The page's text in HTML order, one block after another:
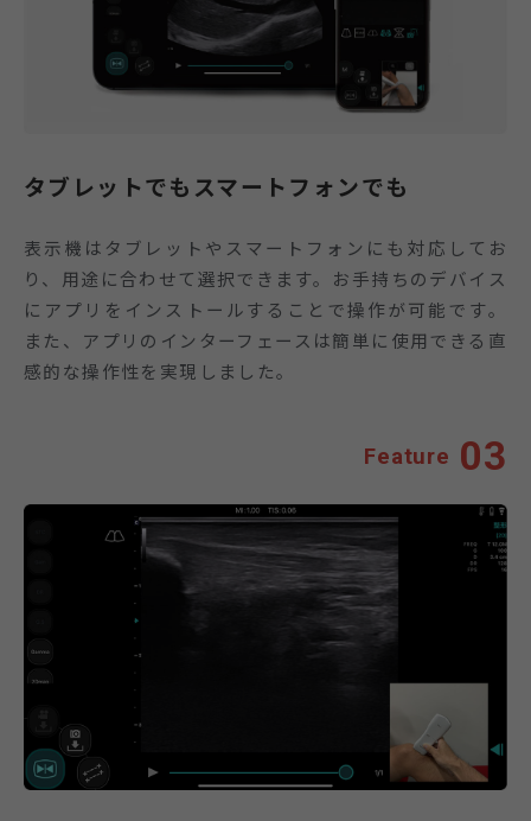
タブレットでもスマートフォンでも
表示機はタブレットやスマートフォンにも対応してお
り、用途に合わせて選択できます。お手持ちのデバイス
にアプリをインストールすることで操作が可能です。
また、アプリのインターフェースは簡単に使用できる直
感的な操作性を実現しました。
Feature 03